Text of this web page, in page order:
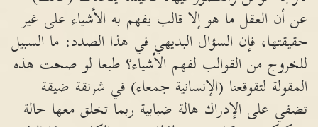
عن أن العقل ما هو إلا قالب يفهم به الأشياء على غير
حقيقتها، فإن السؤال البديهي في هذا الصدد: ما السبيل
للخروج من القوالب لفهم الأشياء؟ طبعا لو صحت هذه
المقولة لتقوقعنا (الإنسانية جمعاء) في شرنقة ضيقة
تضفي على الإدراك هالة ضبابية ربما تخلق معها حالة